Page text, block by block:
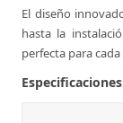
El diseño
hasta la
perfecta para